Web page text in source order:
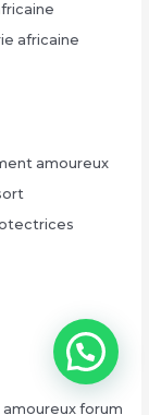
africaine
amoureux
forum